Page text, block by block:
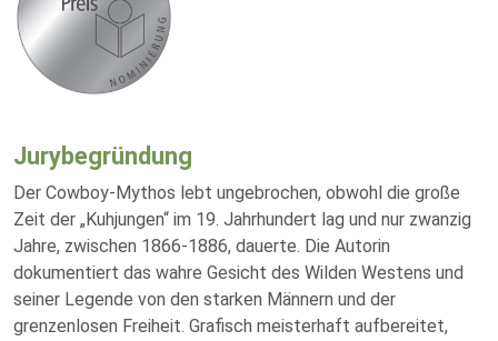
Jurybegründung
Der Cowboy-Mythos lebt ungebrochen, obwohl die große
Zeit der „Kuhjungen“ im 19. Jahrhundert lag und nur zwanzig
Jahre, zwischen 1866-1886, dauerte. Die Autorin
dokumentiert das wahre Gesicht des Wilden Westens und
seiner Legende von den starken Männern und der
grenzenlosen Freiheit. Grafisch meisterhaft aufbereitet,